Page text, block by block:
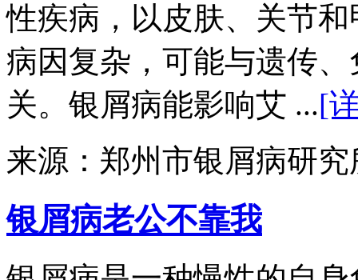
性疾病，以皮肤、关节
病因复杂，可能与遗传
关。银屑病能影响艾 ...[
来源：郑州市银屑病研
银屑病老公不靠我